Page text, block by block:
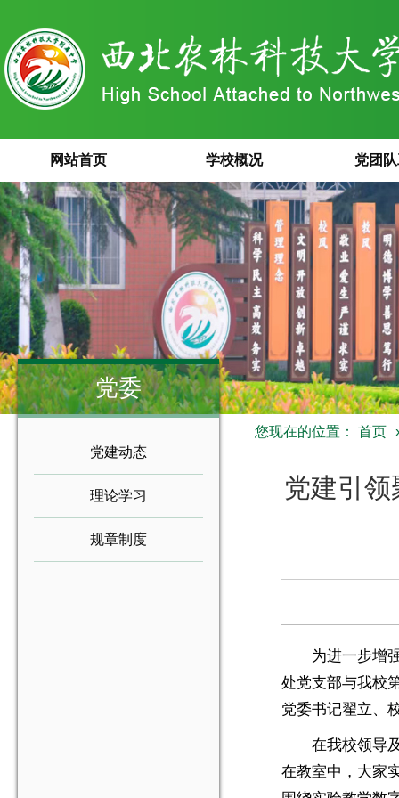
网站首页 学校概况 党团
党委
党建动态
理论学习
规章制度
您现在的位置： 首页
党建引
为进一步增
处党支部与我校
党委书记翟立、
在我校领导
在教室中，大家